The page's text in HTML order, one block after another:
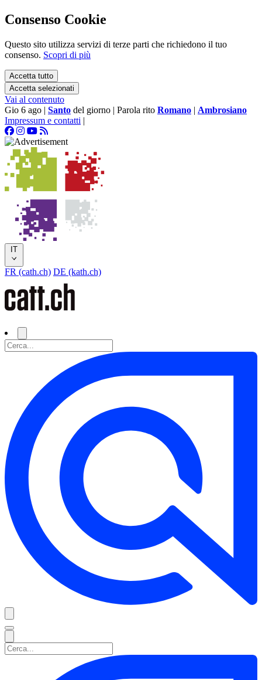
Consenso Cookie
Questo sito utilizza servizi di terze parti che richiedono il tuo
consenso. Scopri di più
Accetta tutto
Accetta selezionati
Vai al contenuto
Gio 6 ago | Santo del giorno | Parola rito Romano | Ambrosiano
Impressum e contatti |
IT
FR (cath.ch) DE (kath.ch)